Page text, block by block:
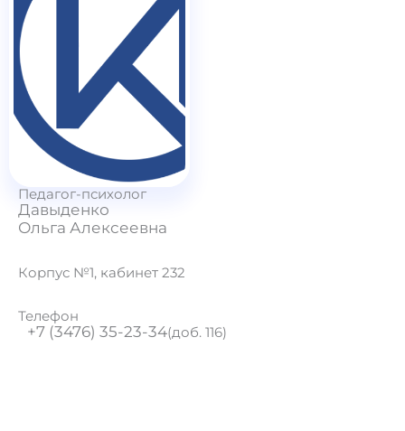
Педагог-психолог
Давыденко
Ольга Алексеевна
Корпус №1, кабинет 232
Телефон
+7 (3476) 35-23-34(доб. 116)